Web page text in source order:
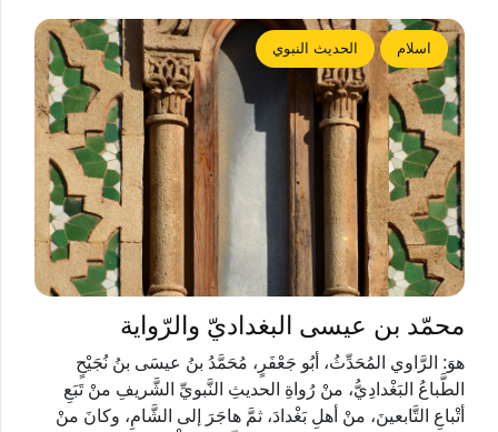
اسلام الحديث النبوي
محمّد بن عيسى البغداديّ والرّواية
هوَ: الرَّاوي المُحَدِّثُ، أبُو جَعْفَرٍ، مُحَمَّدُ بنُ عيسَى بنُ نُجَيْحٍ
الطَّباعُ البَغْدادِيُّ، منْ رُواةِ الحديثِ النَّبويِّ الشَّريفِ منْ تَبَعِ
أتْباعِ التَّابعينَ، منْ أهلِ بَغْدادَ، ثمَّ هاجَرَ إلى الشَّامِ، وكانَ منْ